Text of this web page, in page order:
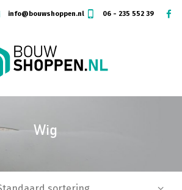
info@bouwshoppen.nl 06 - 235 552 39
Wig